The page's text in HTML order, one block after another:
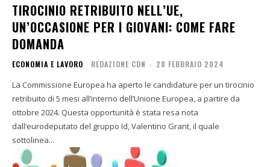
TIROCINIO RETRIBUITO NELL’UE,
UN’OCCASIONE PER I GIOVANI: COME FARE
DOMANDA
ECONOMIA E LAVORO REDAZIONE CDN - 28 FEBBRAIO 2024
La Commissione Europea ha aperto le candidature per un tirocinio
retribuito di 5 mesi all’interno dell’Unione Europea, a partire da
ottobre 2024. Questa opportunità è stata resa nota
dall’eurodeputato del gruppo Id, Valentino Grant, il quale
sottolinea...